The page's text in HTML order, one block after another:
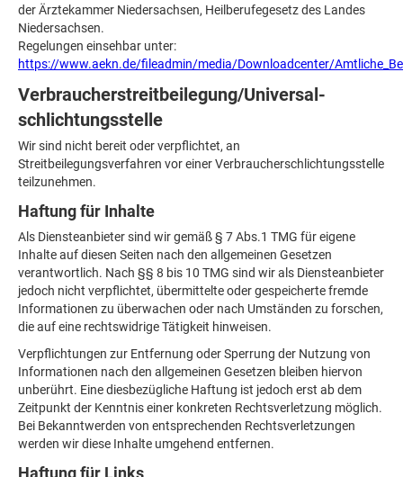
der Ärztekammer Niedersachsen, Heilberufegesetz des Landes
Niedersachsen.
Regelungen einsehbar unter:
https://www.aekn.de/fileadmin/media/Downloadcenter/
Verbraucher­streit­beilegung/Universal­
schlichtungs­stelle
Wir sind nicht bereit oder verpflichtet, an
Streitbeilegungsverfahren vor einer Verbraucherschlichtungsstelle
teilzunehmen.
Haftung für Inhalte
Als Diensteanbieter sind wir gemäß § 7 Abs.1 TMG für eigene
Inhalte auf diesen Seiten nach den allgemeinen Gesetzen
verantwortlich. Nach §§ 8 bis 10 TMG sind wir als Diensteanbieter
jedoch nicht verpflichtet, übermittelte oder gespeicherte fremde
Informationen zu überwachen oder nach Umständen zu forschen,
die auf eine rechtswidrige Tätigkeit hinweisen.
Verpflichtungen zur Entfernung oder Sperrung der Nutzung von
Informationen nach den allgemeinen Gesetzen bleiben hiervon
unberührt. Eine diesbezügliche Haftung ist jedoch erst ab dem
Zeitpunkt der Kenntnis einer konkreten Rechtsverletzung möglich.
Bei Bekanntwerden von entsprechenden Rechtsverletzungen
werden wir diese Inhalte umgehend entfernen.
Haftung für Links